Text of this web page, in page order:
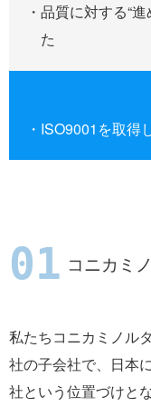
品質に対する“進
た
ISO9001を取得
コニカミ
私たちコニカミノル
社の子会社で、日本
社という位置づけと